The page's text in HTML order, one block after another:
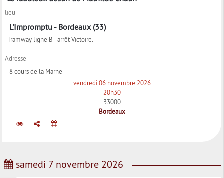
lieu
L'Impromptu - Bordeaux (33)
Tramway ligne B - arrêt Victoire.
Adresse
8 cours de la Marne
vendredi 06 novembre 2026
20h30
33000
Bordeaux
samedi 7 novembre 2026